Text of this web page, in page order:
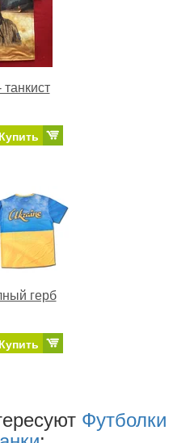
Купить
герб
Купить
Футболки